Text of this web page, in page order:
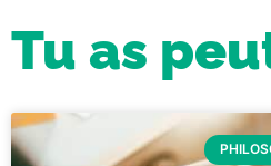
Tu as